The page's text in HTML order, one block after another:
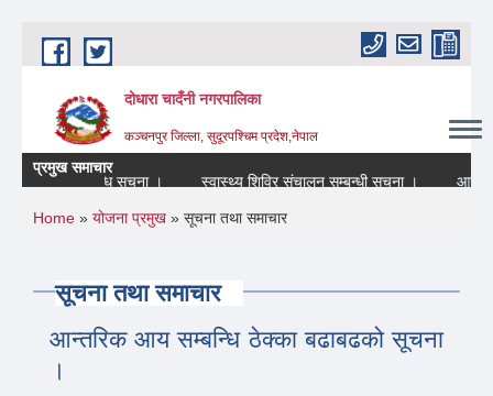
Skip to main content
दोधारा चादँनी नगरपालिका
कञ्चनपुर जिल्ला, सुदूरपश्चिम प्रदेश,नेपाल
प्रमुख समाचार
रहने सम्बन्धि सूचना ।
स्वास्थ्य शिविर संचालन सम्बन्धी सूचना ।
You are here
Home » योजना प्रमुख » सूचना तथा समाचार
सूचना तथा समाचार
आन्तरिक आय सम्बन्धि ठेक्का बढाबढको सूचना
।